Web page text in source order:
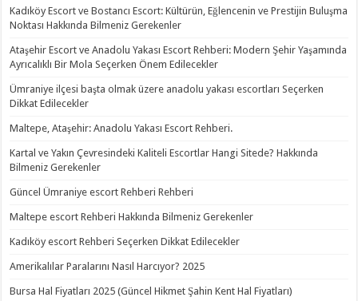
Kadıköy Escort ve Bostancı Escort: Kültürün, Eğlencenin ve Prestijin Buluşma
Noktası Hakkında Bilmeniz Gerekenler
Ataşehir Escort ve Anadolu Yakası Escort Rehberi: Modern Şehir Yaşamında
Ayrıcalıklı Bir Mola Seçerken Önem Edilecekler
Ümraniye ilçesi başta olmak üzere anadolu yakası escortları Seçerken
Dikkat Edilecekler
Maltepe, Ataşehir: Anadolu Yakası Escort Rehberi.
Kartal ve Yakın Çevresindeki Kaliteli Escortlar Hangi Sitede? Hakkında
Bilmeniz Gerekenler
Güncel Ümraniye escort Rehberi Rehberi
Maltepe escort Rehberi Hakkında Bilmeniz Gerekenler
Kadıköy escort Rehberi Seçerken Dikkat Edilecekler
Amerikalılar Paralarını Nasıl Harcıyor? 2025
Bursa Hal Fiyatları 2025 (Güncel Hikmet Şahin Kent Hal Fiyatları)